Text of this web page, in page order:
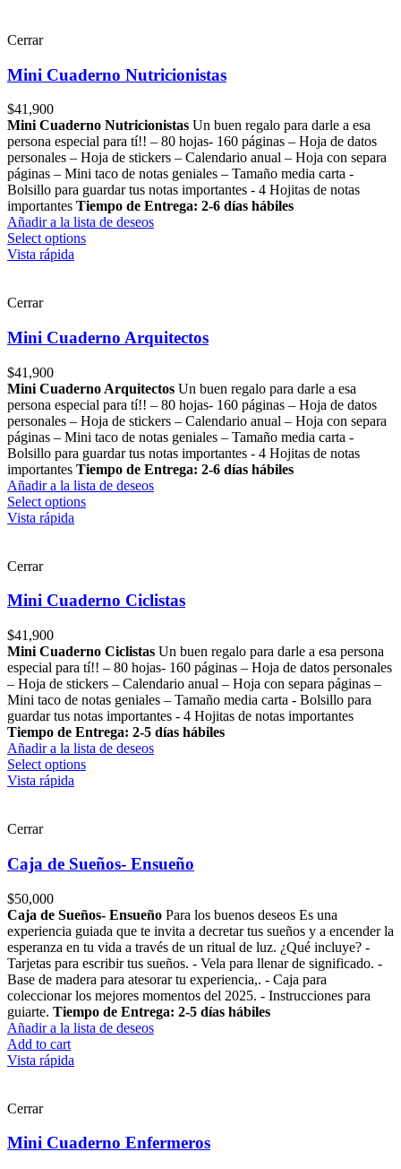
Cerrar
Mini Cuaderno Nutricionistas
$41,900
Mini Cuaderno Nutricionistas Un buen regalo para darle a esa
persona especial para tí!! – 80 hojas- 160 páginas – Hoja de datos
personales – Hoja de stickers – Calendario anual – Hoja con separa
páginas – Mini taco de notas geniales – Tamaño media carta -
Bolsillo para guardar tus notas importantes - 4 Hojitas de notas
importantes Tiempo de Entrega: 2-6 días hábiles
Añadir a la lista de deseos
Select options
Vista rápida
Cerrar
Mini Cuaderno Arquitectos
$41,900
Mini Cuaderno Arquitectos Un buen regalo para darle a esa
persona especial para tí!! – 80 hojas- 160 páginas – Hoja de datos
personales – Hoja de stickers – Calendario anual – Hoja con separa
páginas – Mini taco de notas geniales – Tamaño media carta -
Bolsillo para guardar tus notas importantes - 4 Hojitas de notas
importantes Tiempo de Entrega: 2-6 días hábiles
Añadir a la lista de deseos
Select options
Vista rápida
Cerrar
Mini Cuaderno Ciclistas
$41,900
Mini Cuaderno Ciclistas Un buen regalo para darle a esa persona
especial para tí!! – 80 hojas- 160 páginas – Hoja de datos personales
– Hoja de stickers – Calendario anual – Hoja con separa páginas –
Mini taco de notas geniales – Tamaño media carta - Bolsillo para
guardar tus notas importantes - 4 Hojitas de notas importantes
Tiempo de Entrega: 2-5 días hábiles
Añadir a la lista de deseos
Select options
Vista rápida
Cerrar
Caja de Sueños- Ensueño
$50,000
Caja de Sueños- Ensueño Para los buenos deseos Es una
experiencia guiada que te invita a decretar tus sueños y a encender la
esperanza en tu vida a través de un ritual de luz. ¿Qué incluye? -
Tarjetas para escribir tus sueños. - Vela para llenar de significado. -
Base de madera para atesorar tu experiencia,. - Caja para
coleccionar los mejores momentos del 2025. - Instrucciones para
guiarte. Tiempo de Entrega: 2-5 días hábiles
Añadir a la lista de deseos
Add to cart
Vista rápida
Cerrar
Mini Cuaderno Enfermeros